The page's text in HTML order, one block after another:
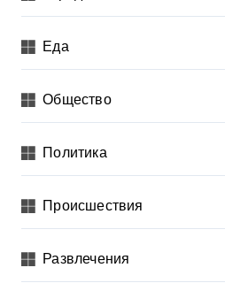
Еда
Общество
Политика
Происшествия
Развлечения